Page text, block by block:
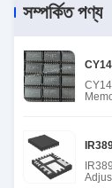
সম্পর্কিত পণ্য